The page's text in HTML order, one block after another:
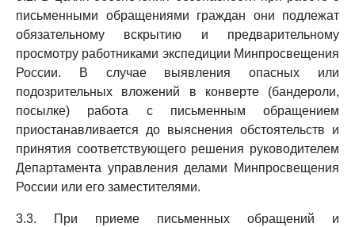
письменными обращениями граждан они подлежат
обязательному вскрытию и предварительному
просмотру работниками экспедиции Минпросвещения
России. В случае выявления опасных или
подозрительных вложений в конверте (бандероли,
посылке) работа с письменным обращением
приостанавливается до выяснения обстоятельств и
принятия соответствующего решения руководителем
Департамента управления делами Минпросвещения
России или его заместителями.
3.3. При приеме письменных обращений и